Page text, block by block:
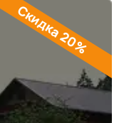
Скидка 20%